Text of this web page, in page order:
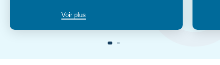
Voir plus